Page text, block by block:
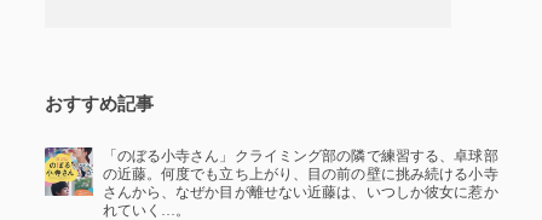
おすすめ記事
「のぼる小寺さん」クライミング部の隣で練習する、卓球部
の近藤。何度でも立ち上がり、目の前の壁に挑み続ける小寺
さんから、なぜか目が離せない近藤は、いつしか彼女に惹か
れていく…。